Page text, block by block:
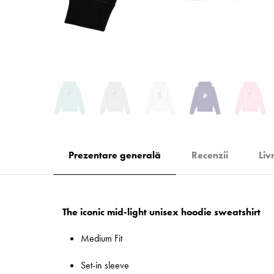
Prezentare generală Recenzii
The iconic mid-light unisex hoodie sweatshirt
Medium Fit
Set-in sleeve